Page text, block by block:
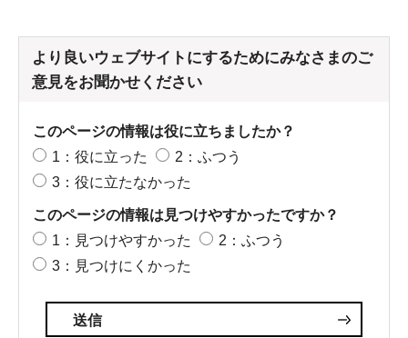
より良いウェブサイトにするためにみなさまのご
意見をお聞かせください
このページの情報は役に立ちましたか？
1：役に立った
2：ふつう
3：役に立たなかった
このページの情報は見つけやすかったですか？
1：見つけやすかった
2：ふつう
3：見つけにくかった